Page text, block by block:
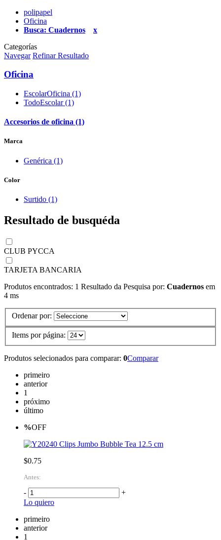
polipapel
Oficina
Busca: Cuadernos
x
Categorías
Navegar Refinar Resultado
Oficina
EscolarOficina (1)
TodoEscolar (1)
Accesorios de oficina (1)
Marca
Genérica (1)
Color
Surtido (1)
Resultado de busquéda
CLUB PYCCA
TARJETA BANCARIA
Produtos encontrados: 1 Resultado da Pesquisa por: Cuadernos em
4 ms
Ordenar por:
Items por página:
Produtos selecionados para comparar: 0Comparar
primeiro
anterior
1
próximo
último
%OFF
Clips Jumbo Bubble Tea 12.5 cm
$0.75
Antes:
-
+
Lo quiero
primeiro
anterior
1